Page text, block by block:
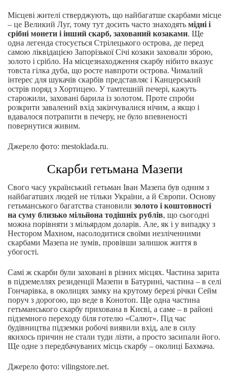
Місцеві жителі стверджують, що найбагатше скарбами місце
– це Великий Луг, тому тут досить часто знаходять мідні і
срібні монети і інший скарб, захований козаками. Ще
одна легенда стосується Стрілецького острова, де перед
самою ліквідацією Запорізької Січі козаки заховали зброю,
золото і срібло. На місцезнаходження скарбу нібито вказує
товста гілка дуба, що росте навпроти острова. Чималий
інтерес для шукачів скарбів представляє і Канцерський
острів поряд з Хортицею. У тамтешній печері, кажуть
старожили, заховані барила із золотом. Проте спроби
розкрити завалений вхід закінчувалися нічим, а якщо і
вдавалося потрапити в печеру, не було впевненості
повернутися живим.
Джерело фото: mestoklada.ru.
Скарби гетьмана Мазепи
Свого часу український гетьман Іван Мазепа був одним з
найбагатших людей не тільки України, а й Європи. Основу
гетьманського багатства становили золото і коштовності
на суму близько мільйона тодішніх рублів, що сьогодні
можна порівняти з мільярдом доларів. Але, як і у випадку з
Нестором Махном, насолодитися своїми незліченними
скарбами Мазепа не зумів, провівши залишок життя в
убогості.
Самі ж скарби були заховані в різних місцях. Частина зарита
в підземеллях резиденції Мазепи в Батурині, частина – в селі
Гончарівка, в околицях замку на крутому березі річки Сейм
поруч з дорогою, що веде в Конотоп. Ще одна частина
гетьманського скарбу прихована в Києві, а саме – в районі
підземного переходу біля готелю «Салют». Під час
будівництва підземки робочі виявили вхід, але в силу
якихось причин не стали туди лізти, а просто засипали його.
Ще одне з передбачуваних місць скарбу – околиці Бахмача.
Джерело фото: vilingstore.net.